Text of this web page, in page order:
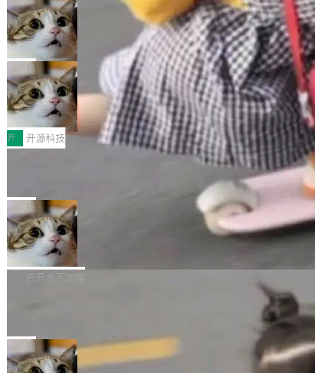
现实 过去两年，CIO们的焦虑清单上多了两项：
一是如何让大模型和智能体应用安全地从PoC走
向生产，二是如何让测试团队跟得上AI应用...
设置，如果用布尔值 + 可空字段来表示——bool
ean 表示是否可切换，nullable 的默认模式、浅
色方案、深色方案——会产生大量无意义的组
合。方案缺了、配置冲突了、全 null 了。要知道
哪些组合有效，作者说，你得靠"文档、校验、或
者部落知识"。 换个写法。Rust 的 enum，两个
变体：Switchable...
个"AI 知识库 + 聊天机器人"——每个大厂都在
做，没什么新鲜的。 但 Kenton Varda 在 Twitte
r 上把事情说清楚了： 今天我们发布了 Cloudfla
re OS，一个带连接器的聊天机器人，跟其他所
有科技公司做的一样。只不过，实际上它不一
样。这是 Sandstorm.io 的重制版，我十年前的
那个创业公司。不同的是，这次它构建在 Cloudf
lare Workers 上——我花了九年时间搭建的平台
——并且深度集成了 AI。这基本上是我十年秘密
Deno 团队开源 Celld，可自托管的分
布式 Durable Objects
Ryan Dahl 领导的 Deno 团队推出了最新开源项
目 Celld，一个能在自己机器上运行 Cloudflare
Workers 和 Durable Objects 的守护进程。 设
计思路很直接：每个对象是一个独立的 SQLite
数据库，按名称寻址，复制到你自己的 S3 兼容
存储库里。节点之间只通过这个存储库协调——
没有控制平面，没有共识协议。每个对象自带一
个小型数据库，应用天然按分片构建，单个数据
库的竞争和爆炸半径问题在设计层面就被消除
了。 闲置的 cell 会休眠到几乎不占资源。当 cel
l 迁移或唤醒时，新宿主从 S3 恢复 SQLite 数据
库继续执行。存储库是持久化的唯一真相...
局
鲁大师7月新机性能/流畅/AI榜：vivo夺
性能、流畅双第一，三星Galaxy Z系列
新折叠缺席
2026年7月的手机市场，由于存储等硬件成本暴
增，手机厂商的日子也不好过啊，新机速度明显
放缓，因此硝烟味淡了许多。新机参数规格除开
高价的三星折叠（三星Galaxy Z Fold8 Ultra / Z
Fold8 / Z Flip8）外，其余要么是中低端机器，
例如iQOO Z11i、REDMI Note 17、REDMI No
te 17 Pro、OPPO K15，要么是vivo X300 E这
样的次旗舰。 Galaxy Z Fold8 Ultra / Z Fold8 /
Z Flip8三款折叠屏新机均在7月22日发布，且全
部搭载骁龙8 Elite Gen5 for Galaxy，它们本该
开 开源科技
Zed 编辑器团队发布了新项目——DeltaDB，一
个在 git commit 之间记录每一次编辑操作的版
本控制系统。目前处于 Early Access 阶段。 De
ltaDB 的核心思路直接写在 landing page 最显
眼的位置：「Software is made between com
mits」——软件是在 commit 之间写出来的。git
是把这段空隙补上。 回退到任何一次编辑：Delt
aDB 捕获 commit 之间的每一次操作，...
局
SpaceXAI 单季资本开支达 183 亿美元
根据风险投资人Tomer Tunguz 博客（VC 分
析）披露的最新分析与第二季度业绩报告，Spac
微软同期总资本开支的四成。 与亚马逊、Alpha
bet、微软以及 Meta 等传统科技巨头相比，Spa
白开水不加糖
一个在终端里运行的编程 agent；Muse Spark
1.2，驱动这个 agent 的新模型。一句话概括：
局